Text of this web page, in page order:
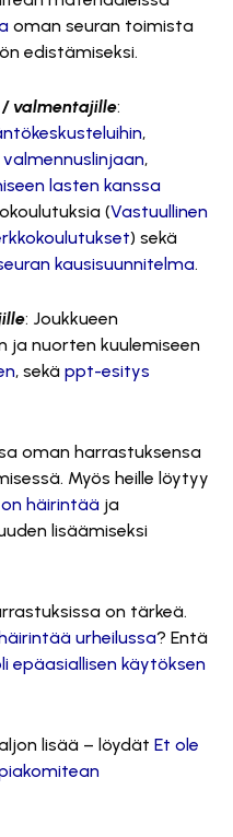
oman seuran toimista
edistämiseksi.
valmentajille:
,
valmennuslinjaan,
lasten kanssa
(Vastuullinen
) sekä
kausisuunnitelma.
: Joukkueen
ja nuorten kuulemiseen
, sekä ppt-esitys
oman harrastuksensa
Myös heille löytyy
häirintää ja
lisäämiseksi
on tärkeä.
urheilussa? Entä
epäasiallisen käytöksen
lisää – löydät Et ole